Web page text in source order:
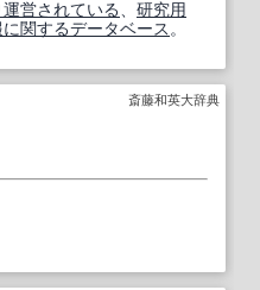
運営されている 研究用
に関するデータベース 。
斎藤和英大辞典